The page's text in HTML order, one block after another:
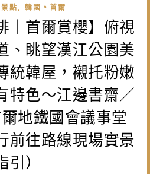
景點, 韓國。首爾
｜首爾賞櫻】俯視
、眺望漢江公園美
統韓屋，襯托粉嫩
特色～江邊書齋／
地鐵國會議事堂
前往路線現場實景
引）